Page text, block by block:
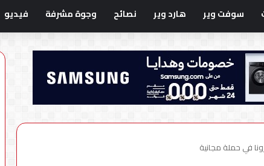
سوفت وير هارد وير نصائح وجوة مشرفة فيديو
في حملة مجانية